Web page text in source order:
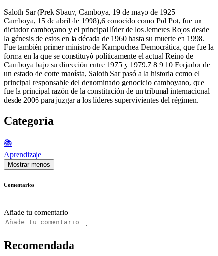
Saloth Sar (Prek Sbauv, Camboya, 19 de mayo de 1925 –
Camboya, 15 de abril de 1998),6 conocido como Pol Pot, fue un
dictador camboyano y el principal líder de los Jemeres Rojos desde
la génesis de estos en la década de 1960 hasta su muerte en 1998.
Fue también primer ministro de Kampuchea Democrática, que fue la
forma en la que se constituyó políticamente el actual Reino de
Camboya bajo su dirección entre 1975 y 1979.7 8 9 10 Forjador de
un estado de corte maoísta, Saloth Sar pasó a la historia como el
principal responsable del denominado genocidio camboyano, que
fue la principal razón de la constitución de un tribunal internacional
desde 2006 para juzgar a los líderes supervivientes del régimen.
Categoría
📚
Aprendizaje
Mostrar menos
Comentarios
Añade tu comentario
Recomendada